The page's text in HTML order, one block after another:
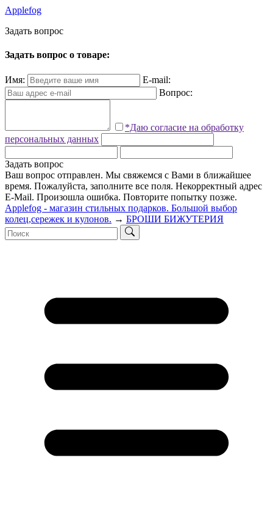
Applefog
Задать вопрос
Задать вопрос о товаре:
Имя:
E-mail:
Вопрос:
*Даю согласие на обработку
персональных данных
Задать вопрос
Ваш вопрос отправлен. Мы свяжемся с Вами в ближайшее
время. Пожалуйста, заполните все поля. Некорректный адрес
E-Mail. Произошла ошибка. Повторите попытку позже.
Applefog - магазин стильных подарков. Большой выбор
колец,сережек и кулонов. → БРОШИ БИЖУТЕРИЯ